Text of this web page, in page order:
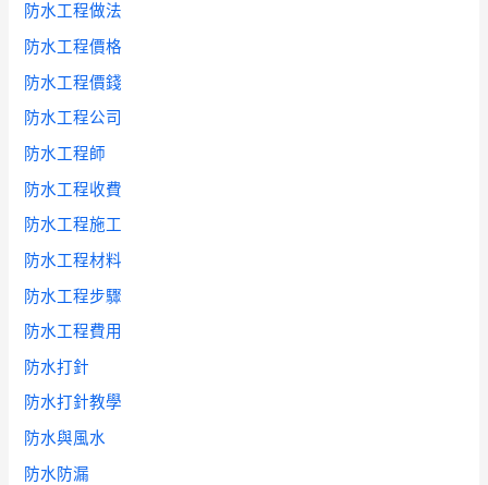
防水工程做法
防水工程價格
防水工程價錢
防水工程公司
防水工程師
防水工程收費
防水工程施工
防水工程材料
防水工程步驟
防水工程費用
防水打針
防水打針教學
防水與風水
防水防漏